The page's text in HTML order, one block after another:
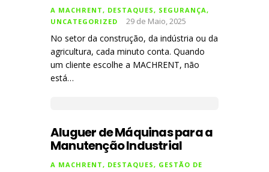
A MACHRENT, DESTAQUES, SEGURANÇA,
UNCATEGORIZED
29 de Maio, 2025
No setor da construção, da indústria ou da
agricultura, cada minuto conta. Quando
um cliente escolhe a MACHRENT, não
está…
Aluguer de Máquinas para a
Manutenção Industrial
A MACHRENT, DESTAQUES, GESTÃO DE